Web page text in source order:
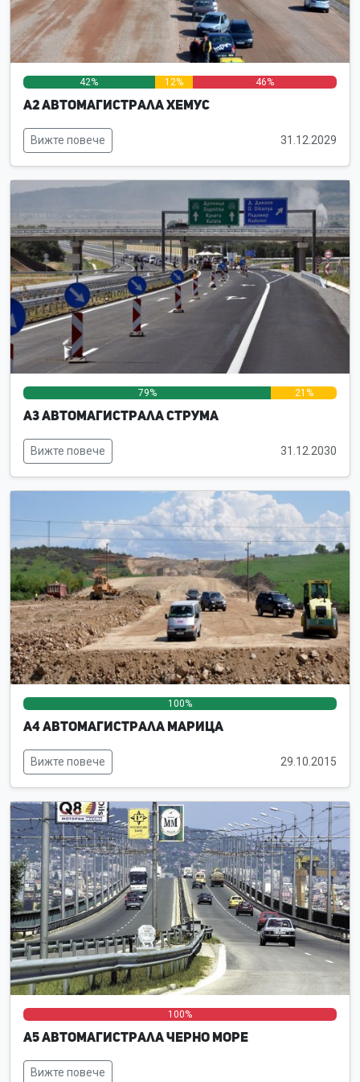
42% 12% 46%
А2 Автомагистрала Хемус
Вижте повече 31.12.2029
79% 21% 0%
А3 Автомагистрала Струма
Вижте повече 31.12.2030
100%
А4 Автомагистрала Марица
Вижте повече 29.10.2015
0%
0% 100%
А5 Автомагистрала Черно море
Вижте повече